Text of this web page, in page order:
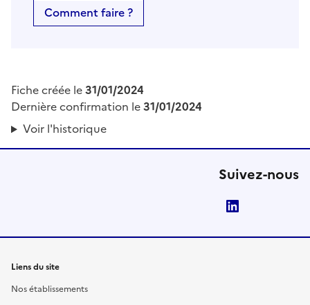
Comment faire ?
Fiche créée le31/01/2024
Dernière confirmation le31/01/2024
Voir l'historique
Suivez-nous
Liens du site
Nos établissements